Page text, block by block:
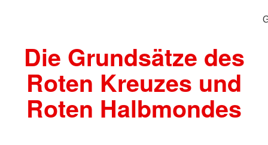
Die Grundsätze des
Roten Kreuzes und
Roten Halbmondes